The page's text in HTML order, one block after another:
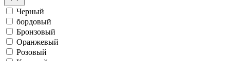
Черный
бордовый
Бронзовый
Оранжевый
Розовый